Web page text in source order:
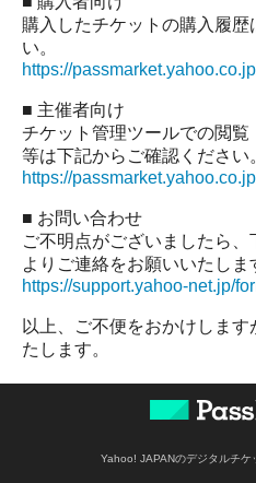
購入したチケットの購入履歴
い。
https://
■ 主催者向け
チケット管理ツールでの閲
等は下記からご確認ください
https://
■ お問い合わせ
ご不明点がございましたら
よりご連絡をお願いいたしま
https://support.yahoo-net.jp/
以上、ご不便をおかけしま
たします。
Yahoo! JAPANのデジタルチ